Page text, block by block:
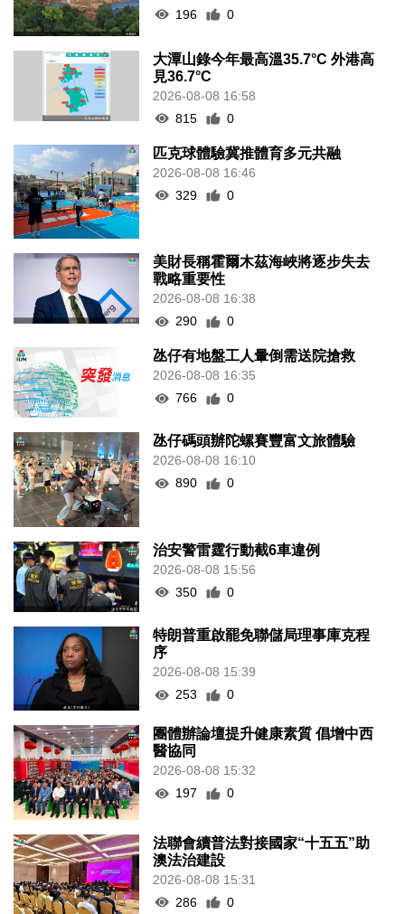
196
0
大潭山錄今年最高溫35.7°C 外港高
見36.7°C
2026-08-08 16:58
815
0
匹克球體驗冀推體育多元共融
2026-08-08 16:46
329
0
美財長稱霍爾木茲海峽將逐步失去
戰略重要性
2026-08-08 16:38
290
0
氹仔有地盤工人暈倒需送院搶救
2026-08-08 16:35
766
0
氹仔碼頭辦陀螺賽豐富文旅體驗
2026-08-08 16:10
890
0
治安警雷霆行動截6車違例
2026-08-08 15:56
350
0
特朗普重啟罷免聯儲局理事庫克程
序
2026-08-08 15:39
253
0
團體辦論壇提升健康素質 倡增中西
醫協同
2026-08-08 15:32
197
0
法聯會續普法對接國家“十五五”助
澳法治建設
2026-08-08 15:31
286
0